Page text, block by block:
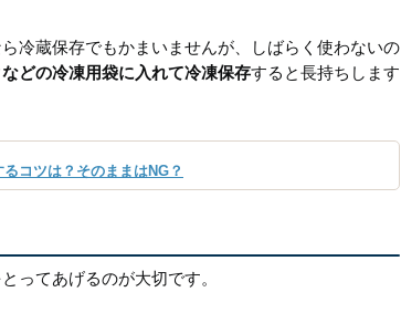
冷蔵保存でもかまいませんが、しばらく使わないの
どの冷凍用袋に入れて冷凍保存すると長持ちします
コツは？そのままはNG？
ってあげるのが大切です。